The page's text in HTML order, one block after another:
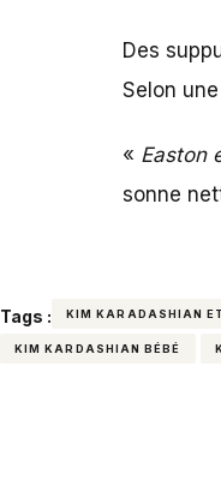
Des
Selon
« Easton
sonne
Tags : KIM KARADASHIAN
KIM KARDASHIAN BÉBÉ